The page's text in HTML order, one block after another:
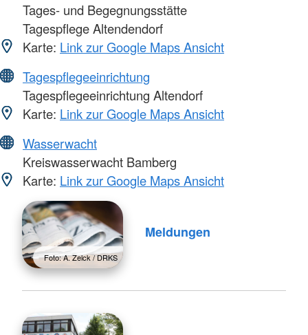
Tages- und Begegnungsstätte
Tagespflege Altendendorf
Karte: Link zur Google Maps Ansicht
Tagespflegeeinrichtung
Tagespflegeeinrichtung Altendorf
Karte: Link zur Google Maps Ansicht
Wasserwacht
Kreiswasserwacht Bamberg
Karte: Link zur Google Maps Ansicht
Foto: A. Zelck / DRKS
Meldungen